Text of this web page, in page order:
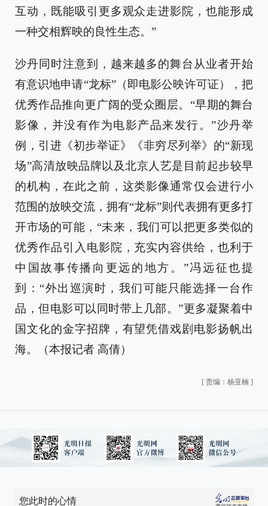
互动，既能吸引更多观众走进影院，也能形成
一种交相辉映的良性生态。”
沙丹同时注意到，越来越多的舞台从业者开始
有意识地申请“龙标”（即电影公映许可证），把
优秀作品推向更广阔的受众圈层。“早期的舞台
影像，并没有作为电影产品来发行。”沙丹举
例，引进《初步举证》《非穷尽列举》的“新现
场”高清放映品牌以及北京人艺是目前起步较早
的机构，在此之前，这类影像通常仅会进行小
范围的放映交流，拥有“龙标”则代表拥有更多打
开市场的可能，“未来，我们可以把更多类似的
优秀作品引入电影院，充实内容供给，也利于
中国故事传播向更远的地方。”冯远征也提
到：“外出巡演时，我们可能只能选择一台作
品，但电影可以同时带上几部。”更多凝聚着中
国文化的金字招牌，有望凭借戏剧电影扬帆出
海。（本报记者 高倩）
[ 责编：杨亚楠 ]
您此时的心情